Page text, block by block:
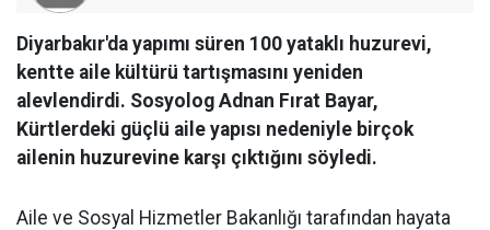
Diyarbakır'da yapımı süren 100 yataklı huzurevi,
kentte aile kültürü tartışmasını yeniden
alevlendirdi. Sosyolog Adnan Fırat Bayar,
Kürtlerdeki güçlü aile yapısı nedeniyle birçok
ailenin huzurevine karşı çıktığını söyledi.
Aile ve Sosyal Hizmetler Bakanlığı tarafından hayata